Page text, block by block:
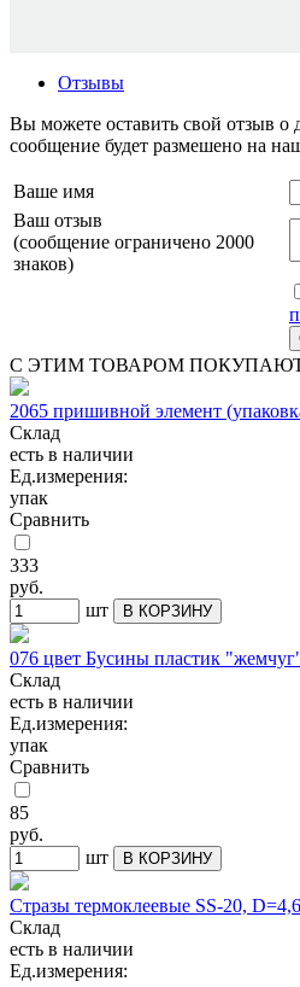
Отзывы
Вы можете оставить свой отзыв о
сообщение будет размешено на
Ваше имя
Ваш отзыв
(сообщение ограничено 2000
знаков)
С ЭТИМ ТОВАРОМ
2065 пришивной элемент
Склад
есть в наличии
Ед.измерения:
упак
Сравнить
333
руб.
шт
В КОРЗИНУ
076 цвет Бусины пластик
Склад
есть в наличии
Ед.измерения:
упак
Сравнить
85
руб.
шт
В КОРЗИНУ
Стразы термоклеевые SS-20,
Склад
есть в наличии
Ед.измерения: